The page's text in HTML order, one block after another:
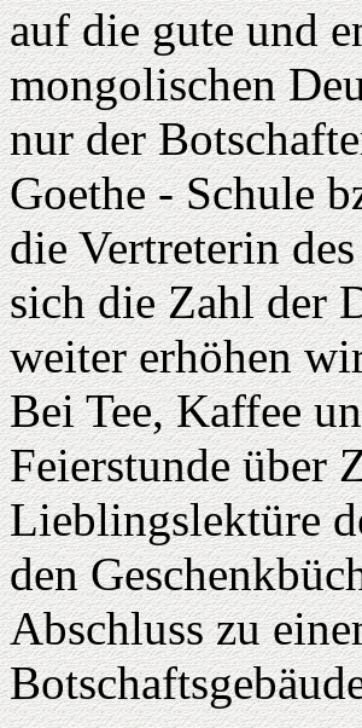
auf die gute und
mongolischen
nur der
Goethe - Schule
die Vertreterin
sich die Zahl der
weiter erhöhen
Bei Tee, Kaffee
Feierstunde über
Lieblingslektüre
den
Abschluss zu